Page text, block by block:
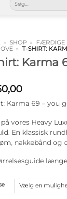
efter:
» SHOP » FÆRDIGE
» T-SHIRT:
Karma
Karma 69 – you
vores Heavy
En klassisk
nakkebånd og